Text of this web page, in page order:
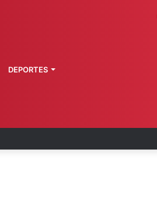
explosión de pipa
DEPORTES